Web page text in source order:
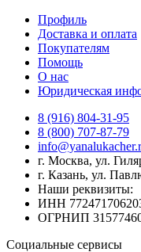
Профиль
Доставка и оплата
Покупателям
Помощь
О нас
Юридическая
8 (916) 804-31-95
8 (800) 707-87-79
г. Москва, ул.
г. Казань, ул.
Наши реквизиты:
ИНН
ОГРНИП
Социальные сервисы